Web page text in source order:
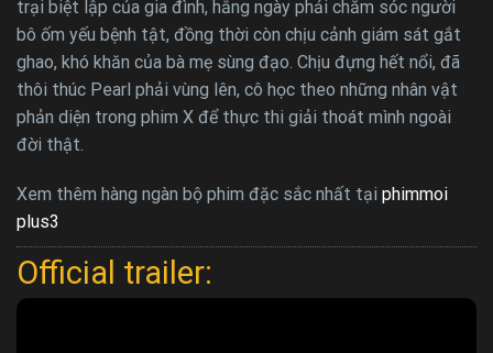
trại biệt lập của gia đình, hằng ngày phải chăm sóc người
bô ốm yếu bệnh tật, đồng thời còn chịu cảnh giám sát gắt
ghao, khó khăn của bà mẹ sùng đạo. Chịu đựng hết nổi, đã
thôi thúc Pearl phải vùng lên, cô học theo những nhân vật
phản diện trong phim X để thực thi giải thoát mình ngoài
đời thật.
Xem thêm hàng ngàn bộ phim đặc sắc nhất tại phimmoi
plus3
Official trailer: